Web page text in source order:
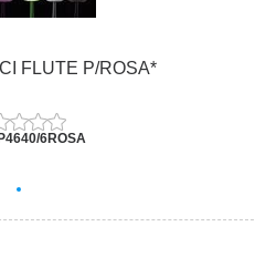
FLUTE P/ROSA*
6ROSA